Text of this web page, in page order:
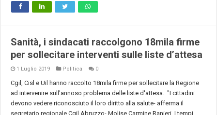
Sanità, i sindacati raccolgono 18mila firme
per sollecitare interventi sulle liste d’attesa
1 Luglio 2019 Politica 0
Cgil, Cisl e Uil hanno raccolto 18mila firme per sollecitare la Regione
ad intervenire sull'annoso problema delle liste d'attesa. "I cittadini
devono vedere riconosciuto il loro diritto alla salute- afferma il
segretario regionale Cgil Abruzzo- Molise Carmine Ranieri. I tempi